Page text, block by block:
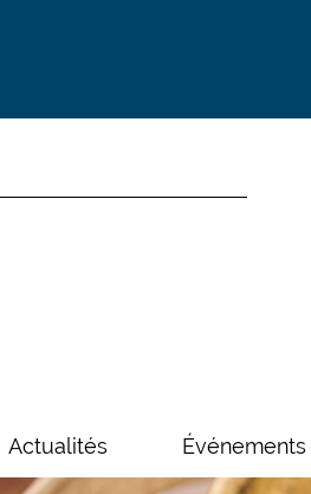
Actualités Événements